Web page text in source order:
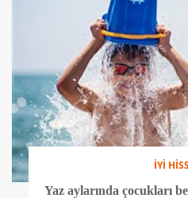
İYİ
Yaz aylarında çocukları